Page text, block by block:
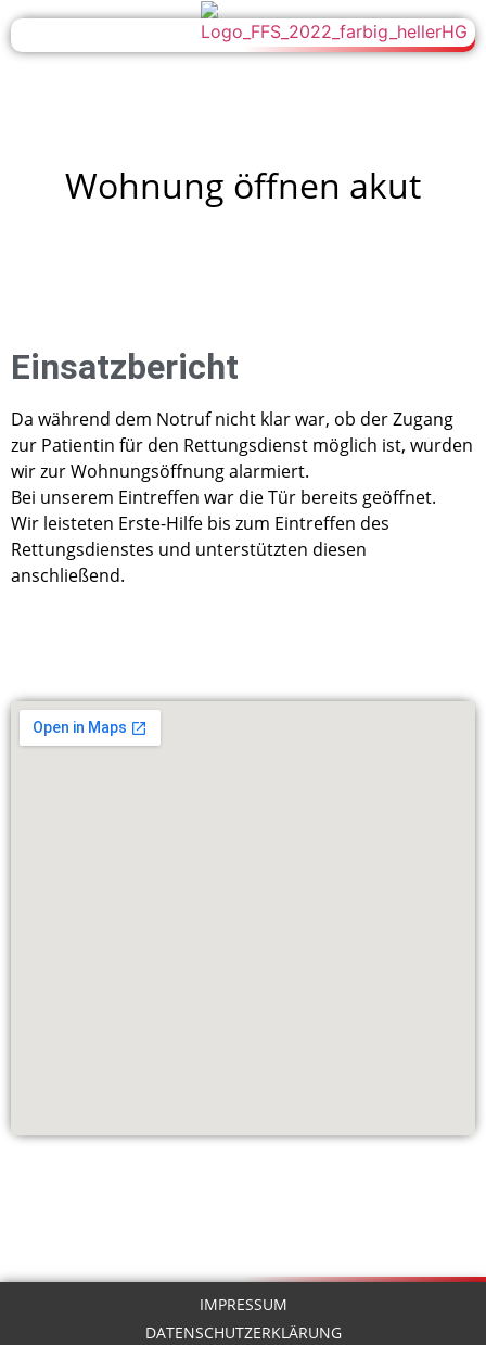
Wohnung öffnen akut
Einsatzbericht
Da während dem Notruf nicht klar war, ob der Zugang
zur Patientin für den Rettungsdienst möglich ist, wurden
wir zur Wohnungsöffnung alarmiert.
Bei unserem Eintreffen war die Tür bereits geöffnet.
Wir leisteten Erste-Hilfe bis zum Eintreffen des
Rettungsdienstes und unterstützten diesen
anschließend.
IMPRESSUM
DATENSCHUTZERKLÄRUNG